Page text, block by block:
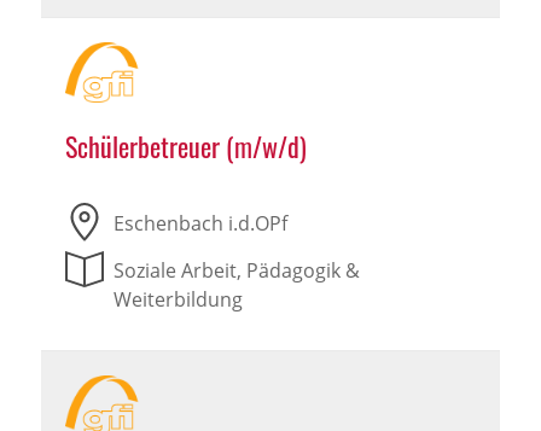
Schülerbetreuer (m/w/d)
Eschenbach i.d.OPf
Soziale Arbeit, Pädagogik &
Weiterbildung